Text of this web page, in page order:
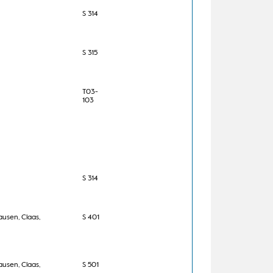
S 314
S 315
T03-
103
S 314
Claas,
S 401
Claas,
S 501